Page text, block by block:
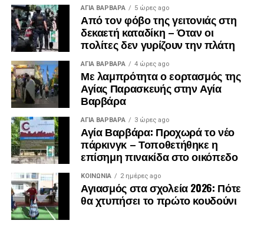
Λίγα λεπτά αργότερα, έφτασε και ο πρώην
πρωθυπουργός, Αντώνης Σαμαράς, ο οποίος αφού
συλλυπήθηκε την οικογένεια, αποχώρησε.
ΑΓΙΑ ΒΑΡΒΑΡΑ 5 ώρες ago
Από τον φόβο της γειτονιάς στη
δεκαετή καταδίκη – Όταν οι
πολίτες δεν γυρίζουν την πλάτη
ΑΓΙΑ ΒΑΡΒΑΡΑ 4 ώρες ago
Με λαμπρότητα ο εορτασμός της
Αγίας Παρασκευής στην Αγία
Βαρβάρα
ΑΓΙΑ ΒΑΡΒΑΡΑ 3 ώρες ago
Αγία Βαρβάρα: Προχωρά το νέο
πάρκινγκ – Τοποθετήθηκε η
επίσημη πινακίδα στο οικόπεδο
ΚΟΙΝΩΝΊΑ 2 ημέρες ago
Αγιασμός στα σχολεία 2026: Πότε
θα χτυπήσει το πρώτο κουδούνι